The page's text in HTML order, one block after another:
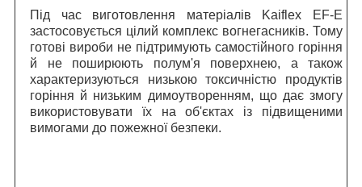
Під час виготовлення матеріалів Kaiflex EF-E
застосовується цілий комплекс вогнегасників. Тому
готові вироби не підтримують самостійного горіння
й не поширюють полум'я поверхнею, а також
характеризуються низькою токсичністю продуктів
горіння й низьким димоутворенням, що дає змогу
використовувати їх на об'єктах із підвищеними
вимогами до пожежної безпеки.